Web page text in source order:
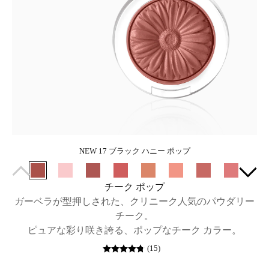
NEW 17 ブラック ハニー ポップ
チーク ポップ
ガーベラが型押しされた、クリニーク人気のパウダリー
チーク。
ピュアな彩り咲き誇る、ポップなチーク カラー。
(15)